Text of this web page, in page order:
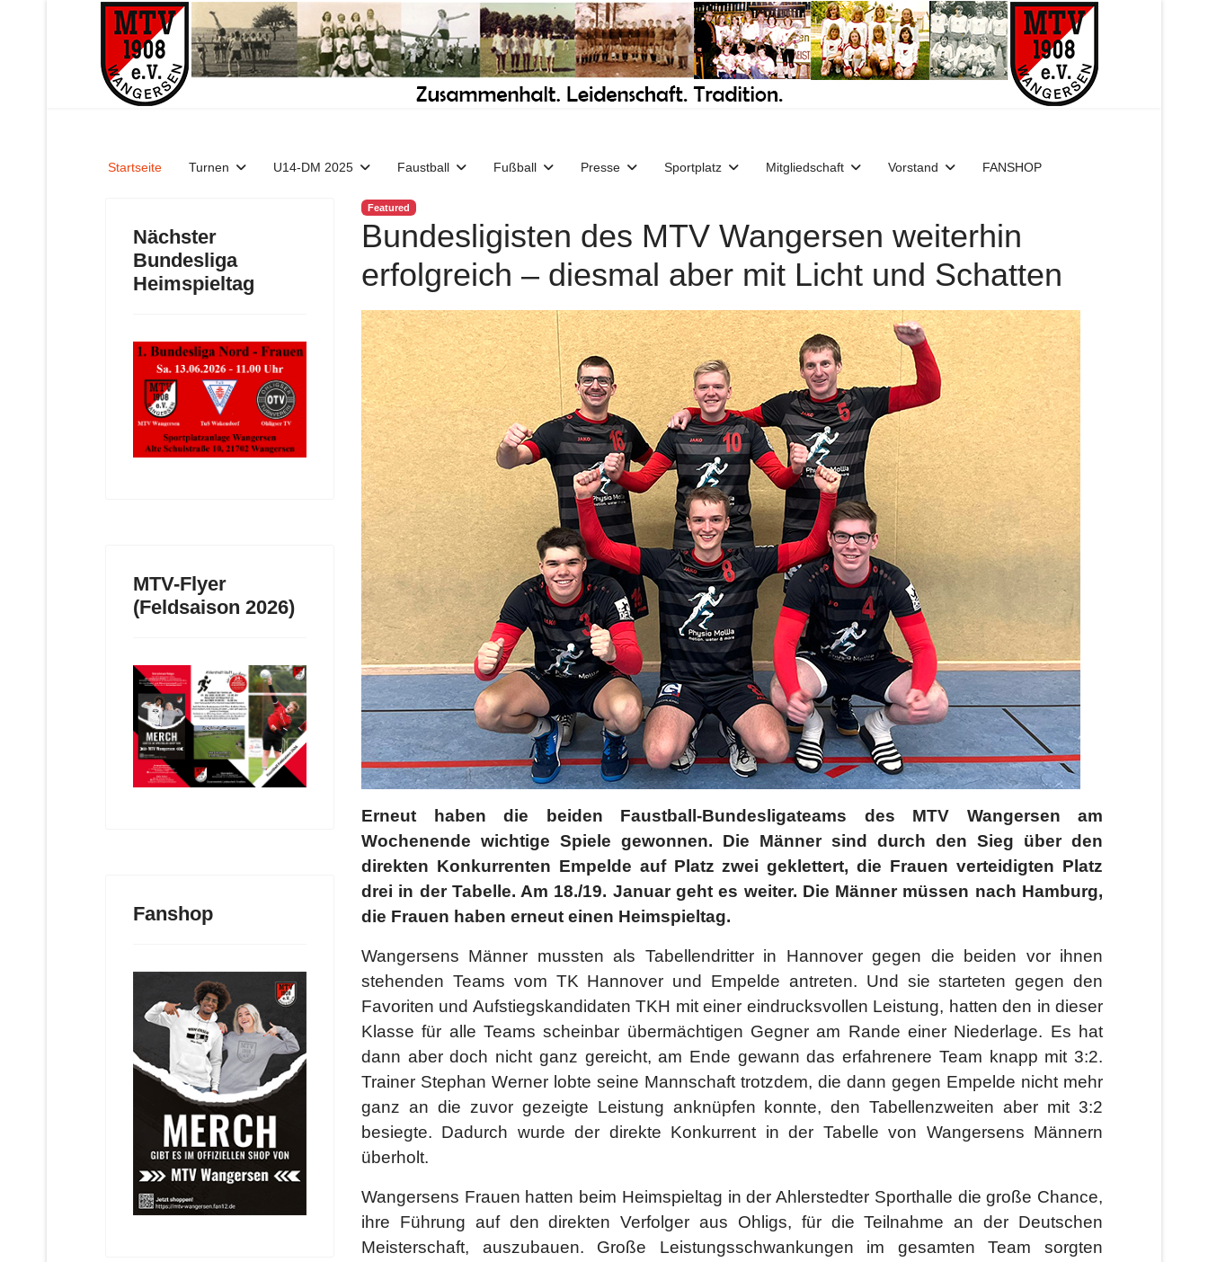
Startseite Turnen U14-DM 2025 Faustball Fußball Presse Sportplatz Mitgliedschaft Vorstand FANSHOP
Nächster
Bundesliga
Heimspieltag
MTV-Flyer
(Feldsaison 2026)
Fanshop
Featured
Bundesligisten des MTV Wangersen weiterhin
erfolgreich – diesmal aber mit Licht und Schatten
Erneut haben die beiden Faustball-Bundesligateams des MTV Wangersen am
Wochenende wichtige Spiele gewonnen. Die Männer sind durch den Sieg über den
direkten Konkurrenten Empelde auf Platz zwei geklettert, die Frauen verteidigten Platz
drei in der Tabelle. Am 18./19. Januar geht es weiter. Die Männer müssen nach Hamburg,
die Frauen haben erneut einen Heimspieltag.
Wangersens Männer mussten als Tabellendritter in Hannover gegen die beiden vor ihnen
stehenden Teams vom TK Hannover und Empelde antreten. Und sie starteten gegen den
Favoriten und Aufstiegskandidaten TKH mit einer eindrucksvollen Leistung, hatten den in dieser
Klasse für alle Teams scheinbar übermächtigen Gegner am Rande einer Niederlage. Es hat
dann aber doch nicht ganz gereicht, am Ende gewann das erfahrenere Team knapp mit 3:2.
Trainer Stephan Werner lobte seine Mannschaft trotzdem, die dann gegen Empelde nicht mehr
ganz an die zuvor gezeigte Leistung anknüpfen konnte, den Tabellenzweiten aber mit 3:2
besiegte. Dadurch wurde der direkte Konkurrent in der Tabelle von Wangersens Männern
überholt.
Wangersens Frauen hatten beim Heimspieltag in der Ahlerstedter Sporthalle die große Chance,
ihre Führung auf den direkten Verfolger aus Ohligs, für die Teilnahme an der Deutschen
Meisterschaft, auszubauen. Große Leistungsschwankungen im gesamten Team sorgten